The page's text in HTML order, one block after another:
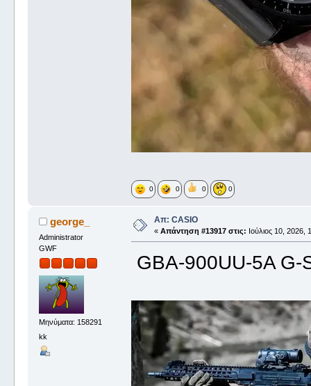
0 0 0 0
george_
Administrator
GWF
Μηνύματα: 158291
kk
Απ: CASIO
« Απάντηση #13917 στις: Ιούλιος 10, 2026,
GBA-900UU-5A G-